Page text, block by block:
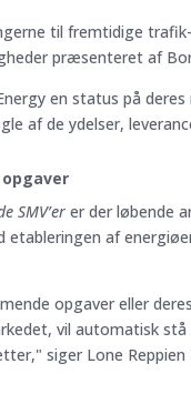
til fremtidige
præsenteret af
en status på
af de ydelser,
SMV’er er der løbende
af
opgaver eller
vil automatisk
siger Lone